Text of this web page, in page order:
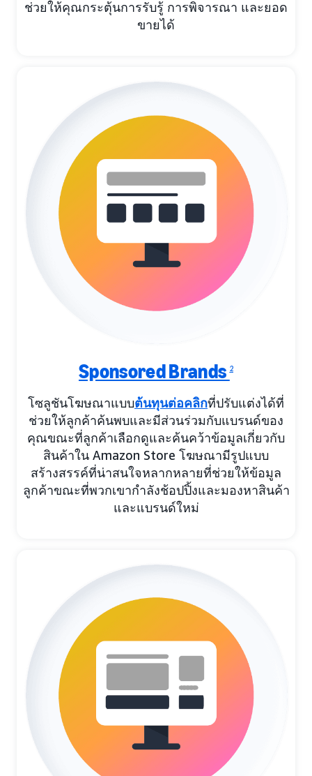
ช่วยให้คุณกระตุ้นการรับรู้ การพิจารณา และยอด
ขายได้
Sponsored Brands2
โซลูชันโฆษณาแบบต้นทุนต่อคลิกที่ปรับแต่งได้ที่
ช่วยให้ลูกค้าค้นพบและมีส่วนร่วมกับแบรนด์ของ
คุณขณะที่ลูกค้าเลือกดูและค้นคว้าข้อมูลเกี่ยวกับ
สินค้าใน Amazon Store โฆษณามีรูปแบบ
สร้างสรรค์ที่น่าสนใจหลากหลายที่ช่วยให้ข้อมูล
ลูกค้าขณะที่พวกเขากำลังช้อปปิ้งและมองหาสินค้า
และแบรนด์ใหม่